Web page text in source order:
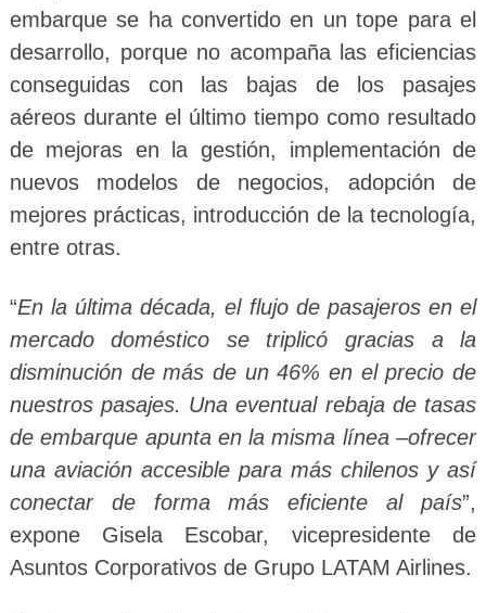
embarque se ha convertido en un tope para el
desarrollo, porque no acompaña las eficiencias
conseguidas con las bajas de los pasajes
aéreos durante el último tiempo como resultado
de mejoras en la gestión, implementación de
nuevos modelos de negocios, adopción de
mejores prácticas, introducción de la tecnología,
entre otras.
“En la última década, el flujo de pasajeros en el
mercado doméstico se triplicó gracias a la
disminución de más de un 46% en el precio de
nuestros pasajes. Una eventual rebaja de tasas
de embarque apunta en la misma línea –ofrecer
una aviación accesible para más chilenos y así
conectar de forma más eficiente al país”,
expone Gisela Escobar, vicepresidente de
Asuntos Corporativos de Grupo LATAM Airlines.